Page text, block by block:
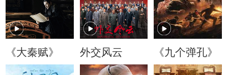
《大秦赋》 外交风云 《九个弹孔》